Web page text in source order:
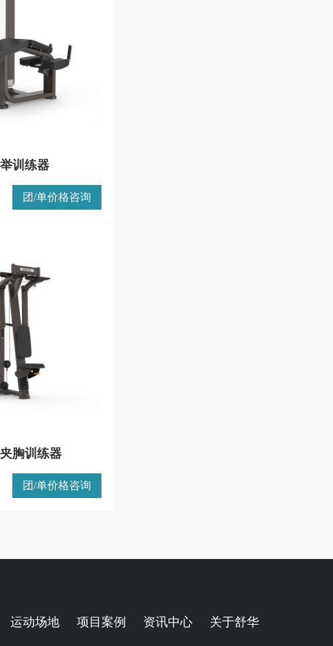
训练器
团/单价格咨询
胸训练器
团/单价格咨询
运动场地 项目案例 资讯中心 关于舒华